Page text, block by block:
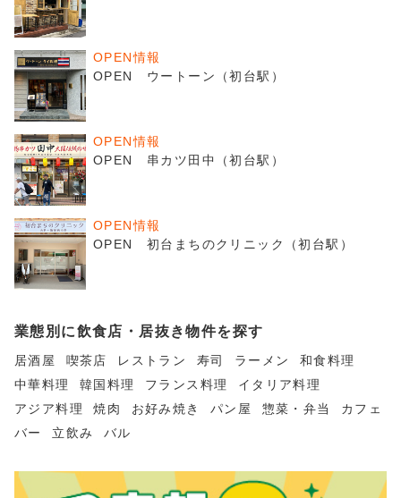
OPEN情報
OPEN ウートーン（初台駅）
OPEN情報
OPEN 串カツ田中（初台駅）
OPEN情報
OPEN 初台まちのクリニック（初台駅）
業態別に飲食店・居抜き物件を探す
居酒屋 喫茶店 レストラン 寿司 ラーメン
和食料理
中華料理
韓国料理 フランス料理
イタリア料理
アジア料理
焼肉 お好み焼き パン屋 惣菜・弁当
カフェ
バー
立飲み バル